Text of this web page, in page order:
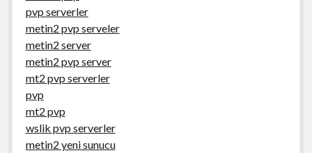
pvp serverler
metin2 pvp serveler
metin2 server
metin2 pvp server
mt2 pvp serverler
pvp
mt2 pvp
wslik pvp serverler
metin2 yeni sunucu